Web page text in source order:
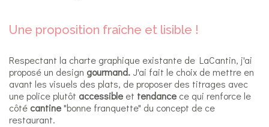
Une proposition fraîche et lisible !
Respectant la charte graphique existante de LaCantin, j'ai
proposé un design gourmand. J'ai fait le choix de mettre en
avant les visuels des plats, de proposer des titrages avec
une police plutôt accessible et tendance ce qui renforce le
côté cantine"bonne franquette" du concept de ce
restaurant.